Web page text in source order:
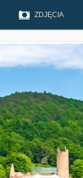
ZDJĘCIA